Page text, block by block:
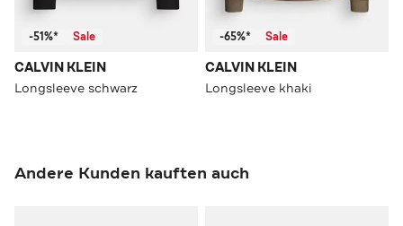
-51%* Sale
CALVIN KLEIN
Longsleeve schwarz
-65%* Sale
CALVIN KLEIN
Longsleeve khaki
Andere Kunden kauften auch